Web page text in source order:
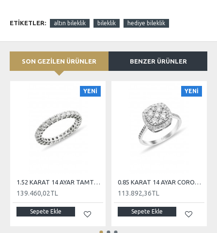
ETIKETLER: altın bileklik bileklik hediye bileklik
SON GEZİLEN ÜRÜNLER BENZER ÜRÜNLER
YENİ
1.52 KARAT 14 AYAR TAMTUR PIRLANTA
139.460,02TL
Sepete Ekle
YENİ
0.85 KARAT 14 AYAR CORONET PIRLANTA
113.892,36TL
Sepete Ekle